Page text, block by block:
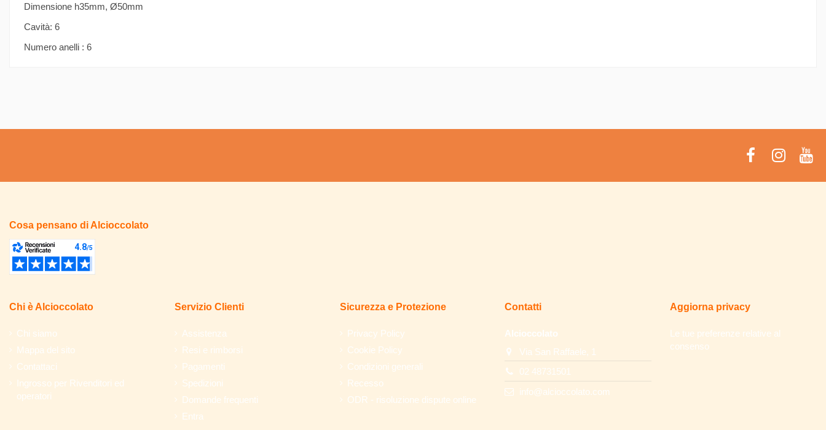
Dimensione h35mm, Ø50mm
Cavità: 6
Numero anelli : 6
Cosa pensano di Alcioccolato
Chi è Alcioccolato
Chi siamo
Mappa del sito
Contattaci
Ingrosso per Rivenditori ed
operatori
Servizio Clienti
Assistenza
Resi e rimborsi
Pagamenti
Spedizioni
Domande frequenti
Entra
Sicurezza e Protezione
Privacy Policy
Cookie Policy
Condizioni generali
Recesso
ODR - risoluzione dispute online
Contatti
Alcioccolato
Via San Raffaele, 1
02 48731501
info@alcioccolato.com
Aggiorna privacy
Le tue preferenze relative al
consenso